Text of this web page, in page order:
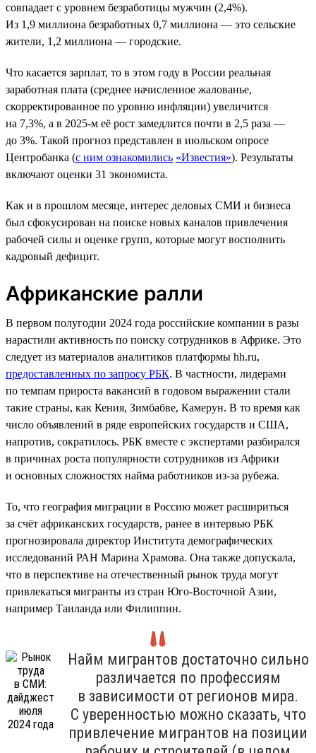
совпадает с уровнем безработицы мужчин (2,4%).
Из 1,9 миллиона безработных 0,7 миллиона — это сельские
жители, 1,2 миллиона — городские.
Что касается зарплат, то в этом году в России реальная
заработная плата (среднее начисленное жалованье,
скорректированное по уровню инфляции) увеличится
на 7,3%, а в 2025-м её рост замедлится почти в 2,5 раза —
до 3%. Такой прогноз представлен в июльском опросе
Центробанка (с ним ознакомились «Известия»). Результаты
включают оценки 31 экономиста.
Как и в прошлом месяце, интерес деловых СМИ и бизнеса
был сфокусирован на поиске новых каналов привлечения
рабочей силы и оценке групп, которые могут восполнить
кадровый дефицит.
Африканские ралли
В первом полугодии 2024 года российские компании в разы
нарастили активность по поиску сотрудников в Африке. Это
следует из материалов аналитиков платформы hh.ru,
предоставленных по запросу РБК. В частности, лидерами
по темпам прироста вакансий в годовом выражении стали
такие страны, как Кения, Зимбабве, Камерун. В то время как
число объявлений в ряде европейских государств и США,
напротив, сократилось. РБК вместе с экспертами разбирался
в причинах роста популярности сотрудников из Африки
и основных сложностях найма работников из-за рубежа.
То, что география миграции в Россию может расшириться
за счёт африканских государств, ранее в интервью РБК
прогнозировала директор Института демографических
исследований РАН Марина Храмова. Она также допускала,
что в перспективе на отечественный рынок труда могут
привлекаться мигранты из стран Юго-Восточной Азии,
например Таиланда или Филиппин.
Найм мигрантов достаточно сильно
различается по профессиям
в зависимости от регионов мира.
С уверенностью можно сказать, что
привлечение мигрантов на позиции